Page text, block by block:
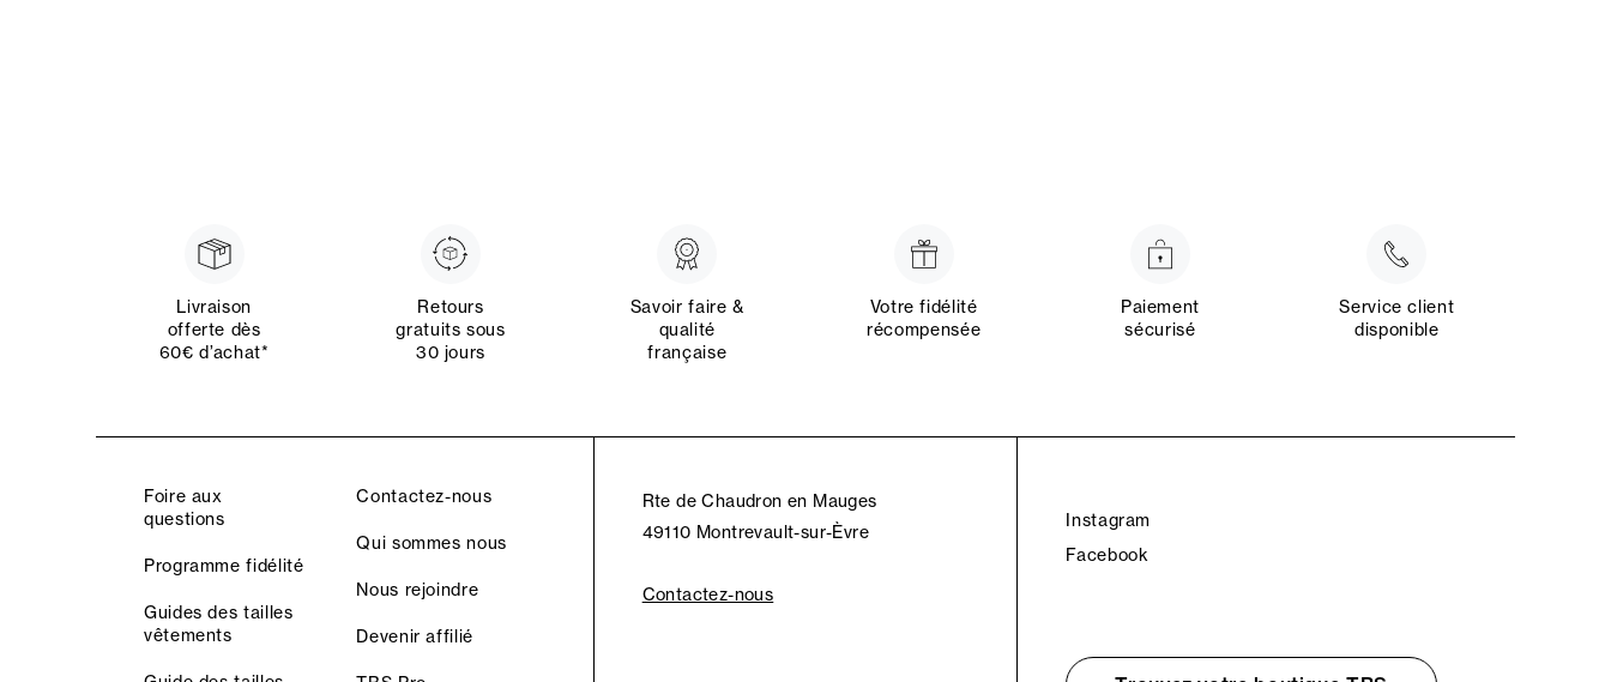
Livraison
offerte dès
60€ d’achat*
Retours
gratuits sous
30 jours
Savoir faire &
qualité
française
Votre fidélité
récompensée
Paiement
sécurisé
Service client
disponible
Foire aux
questions
Programme fidélité
Guides des tailles
vêtements
Contactez-nous
Qui sommes nous
Nous rejoindre
Devenir affilié
Rte de Chaudron en Mauges
49110 Montrevault-sur-Èvre
Contactez-nous
Instagram
Facebook